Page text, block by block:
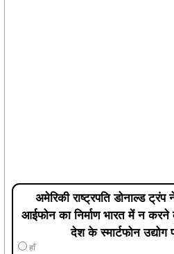
अमेरिकी राष्ट्रपति डोनाल्ड
आईफोन का निर्माण भारत में न
देश के स्मार्टफोन
हाँ